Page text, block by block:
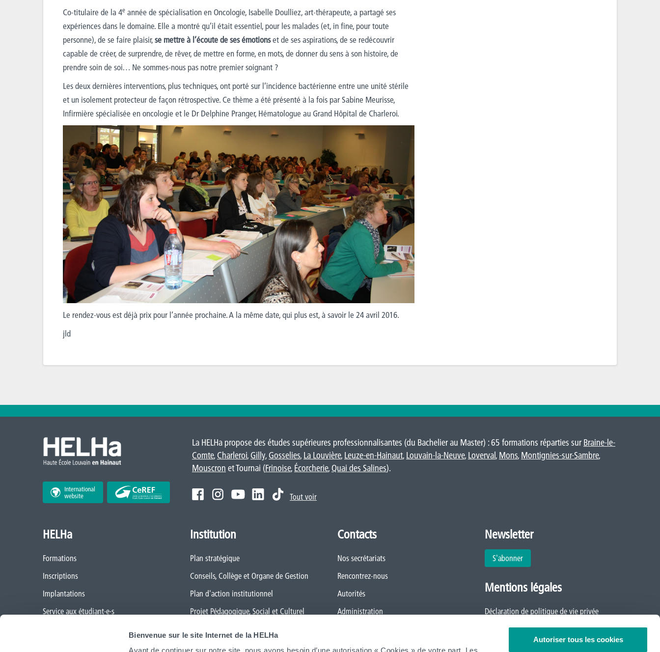
Bienvenue sur le site Internet de la HELHa
Autoriser tous les cookies
Co-titulaire de la 4e année de spécialisation en Oncologie, Isabelle Doulliez, art-thérapeute, a partagé ses
expériences dans le domaine. Elle a montré qu’il était essentiel, pour les malades (et, in fine, pour toute
personne), de se faire plaisir,se mettre à l’écoute de ses émotionset de ses aspirations, de se redécouvrir
capable de créer, de surprendre, de rêver, de mettre en forme, en mots, de donner du sens à son histoire, de
prendre soin de soi… Ne sommes-nous pas notre premier soignant ?
Les deux dernières interventions, plus techniques, ont porté sur l’incidence bactérienne entre une unité stérile
et un isolement protecteur de façon rétrospective. Ce thème a été présenté à la fois par Sabine Meurisse,
Infirmière spécialisée en oncologie et le Dr Delphine Pranger, Hématologue au Grand Hôpital de Charleroi.
Le rendez-vous est déjà prix pour l’année prochaine. A la même date, qui plus est, à savoir le 24 avril 2016.
jld
International
website
La HELHa propose des études supérieures professionnalisantes (du Bachelier au Master) : 65 formations réparties surBraine-le-
Comte, Charleroi, Gilly, Gosselies, La Louvière, Leuze-en-Hainaut, Louvain-la-Neuve, Loverval, Mons, Montignies-sur-Sambre,
Mouscron et Tournai (Frinoise, Écorcherie, Quai des Salines).
Tout voir
HELHa
Formations
Inscriptions
Implantations
Service aux étudiant·e·s
Institution
Plan stratégique
Conseils, Collège et Organe de Gestion
Plan d'action institutionnel
Projet Pédagogique, Social et Culturel
Démarche Qualité
Contacts
Nos secrétariats
Rencontrez-nous
Autorités
Administration
Presse
Newsletter
S'abonner
Mentions légales
Déclaration de politique de vie privée
Politique d'utilisation des cookies